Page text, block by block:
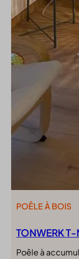
TONWERK
POÊLE À BOIS
Poêle à